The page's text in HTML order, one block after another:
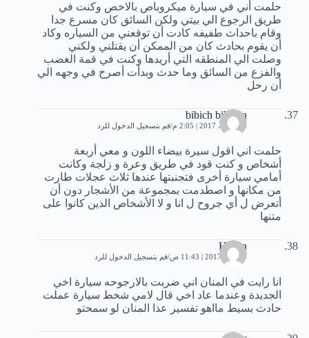
حلمت أني في سيارة ميكروباص بالاخص وكنت في
طريق الرجوع الي بيتي ولكن السائق كان مسرع جدا
وقام باحداث طفيفه كادت أن توقعني من السياره وكاد
أن يقوم بحادث كان من الممكن أن يقتلني ولكني
وصلت الي المنطقه التي أريدها وكنت في قمة الغضب
والفزع من السائق وما حدث وبدأت أصرخ في وجهه الي
أن رحل
bibich bibicha
18 أبريل، 2017 | 2:05 م قم بتسجيل الدخول للرد
حلمت اني اقول سيرة بيضاء اللون و معي أربعة
أشخاص و كنت قود في طريق وعرة و زلجة وكانت
أمامي سيارة أخرى فتجنبتها عندها ثلاث عجلات طارت
من مكانها و اصطدمت بمجموعة من الأشجار دون أن
أتعرض ل أي جروح ل انا و لا الأشخاص الذين كانوا على
متنها
Hazha
5 يونيو، 2017 | 11:43 ص قم بتسجيل الدخول للرد
انا رايت في المنان اني ضربت بالارجوحه سيارة اخي
الجديدة وعندما عاد اخي قال لامي شخط سيارة عملت
حادث بسيط مااهو تفسير عذا المنان لو سمحتو